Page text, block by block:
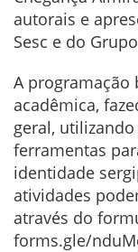
autorais e
Sesc e do
A programação
acadêmica,
geral,
ferramentas
identidade
atividades
através do
forms.gle/